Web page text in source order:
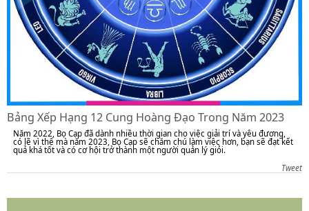
Bảng Xếp Hạng 12 Cung Hoàng Đạo Trong Năm 2023
Năm 2022, Bọ Cạp đã dành nhiều thời gian cho việc giải trí và yêu đương,
có lẽ vì thế mà năm 2023, Bọ Cạp sẽ chăm chú làm việc hơn, bạn sẽ đạt kết
quả khá tốt và có cơ hội trở thành một người quản lý giỏi.
Tweet